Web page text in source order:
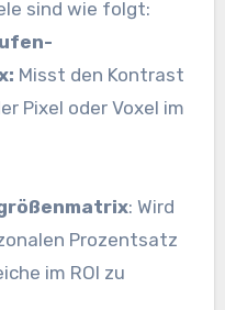
sind wie folgt:
Misst den Kontrast
Pixel oder Voxel im
: Wird
Prozentsatz
im ROI zu